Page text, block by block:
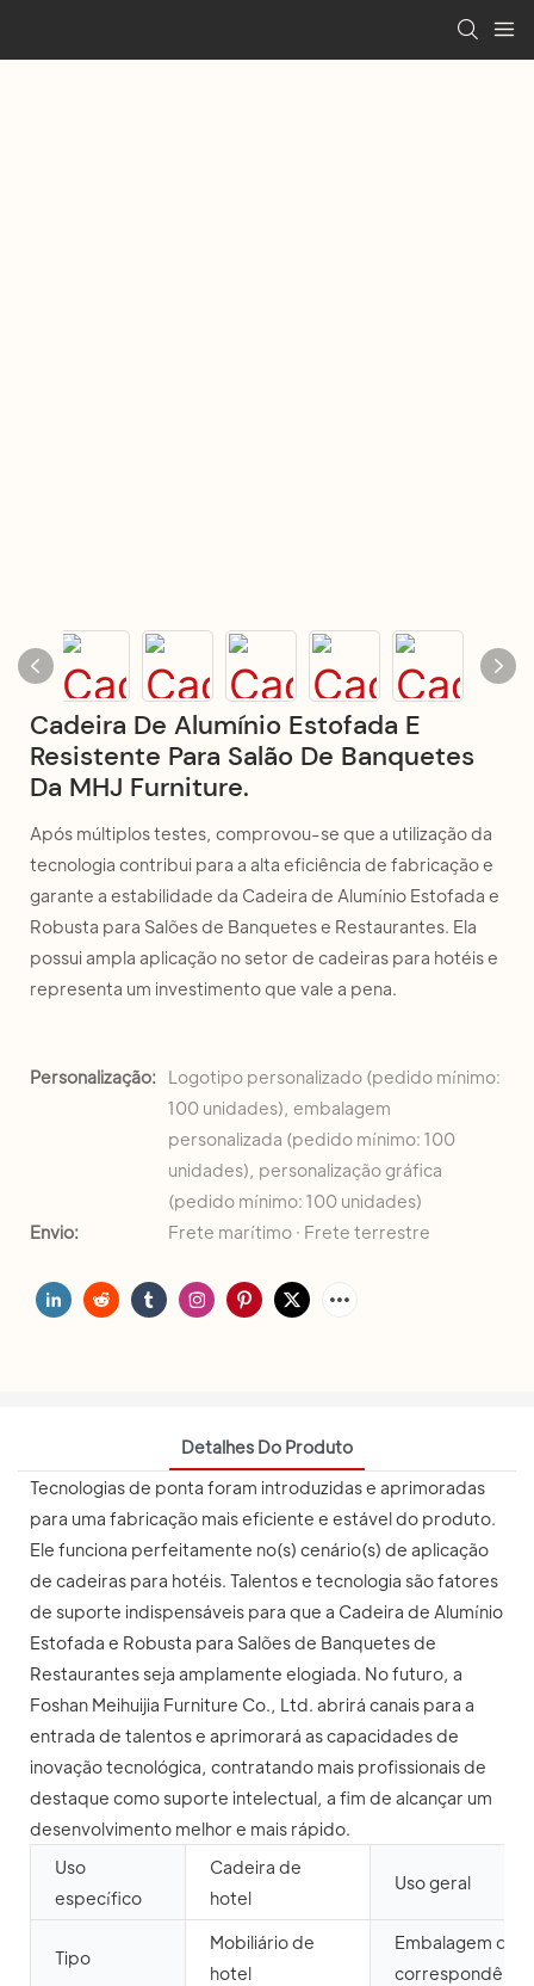
Cadeira De Alumínio Estofada E
Resistente Para Salão De Banquetes
Da MHJ Furniture.
Após múltiplos testes, comprovou-se que a utilização da
tecnologia contribui para a alta eficiência de fabricação e
garante a estabilidade da Cadeira de Alumínio Estofada e
Robusta para Salões de Banquetes e Restaurantes. Ela
possui ampla aplicação no setor de cadeiras para hotéis e
representa um investimento que vale a pena.
Personalização:
Logotipo personalizado (pedido mínimo:
100 unidades), embalagem
personalizada (pedido mínimo: 100
unidades), personalização gráfica
(pedido mínimo: 100 unidades)
Envio:
Frete marítimo · Frete terrestre
Detalhes Do Produto
Tecnologias de ponta foram introduzidas e aprimoradas
para uma fabricação mais eficiente e estável do produto.
Ele funciona perfeitamente no(s) cenário(s) de aplicação
de cadeiras para hotéis. Talentos e tecnologia são fatores
de suporte indispensáveis ​​para que a Cadeira de Alumínio
Estofada e Robusta para Salões de Banquetes de
Restaurantes seja amplamente elogiada. No futuro, a
Foshan Meihuijia Furniture Co., Ltd. abrirá canais para a
entrada de talentos e aprimorará as capacidades de
inovação tecnológica, contratando mais profissionais de
destaque como suporte intelectual, a fim de alcançar um
desenvolvimento melhor e mais rápido.
Uso
específico
Cadeira de
hotel
Uso geral
Tipo
Mobiliário de
hotel
Embalagem de
correspondência